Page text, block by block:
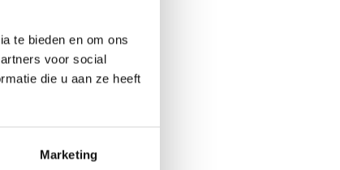
te bieden en om ons
voor social
die u aan ze heeft
Marketing